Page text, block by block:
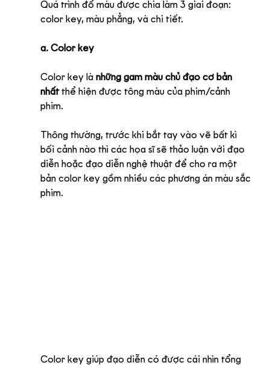
Quá trình đổ màu được chia làm 3 giai đoạn:
color key, màu phẳng, và chi tiết.
a. Color key
Color key là những gam màu chủ đạo cơ bản
nhất thể hiện được tông màu của phim/cảnh
phim.
Thông thường, trước khi bắt tay vào vẽ bất kì
bối cảnh nào thì các họa sĩ sẽ thảo luận với đạo
diễn hoặc đạo diễn nghệ thuật để cho ra một
bản color key gồm nhiều các phương án màu sắc
phim.
Color key giúp đạo diễn có được cái nhìn tổng